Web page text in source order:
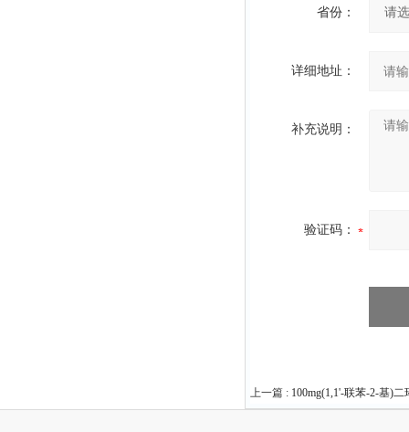
省份：
详细地址：
补充说明：
验证码：
上一篇 : 100mg(1,1'-联苯-2-基)